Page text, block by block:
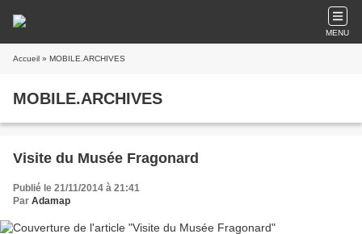
MENU
Accueil » MOBILE.ARCHIVES
MOBILE.ARCHIVES
Visite du Musée Fragonard
Publié le 21/11/2014 à 21:41
Par Adamap